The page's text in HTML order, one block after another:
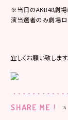
※当日のAKB48劇場
演当選者のみ劇場ロ
宜しくお願い致します
SHARE ME !